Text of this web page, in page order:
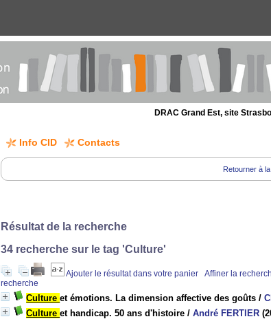
DRAC Grand Est, site
Info CID Contacts
Retourner à
Résultat de la recherche
34 recherche sur le tag 'Culture'
Ajouter le résultat dans votre panier Affiner la
recherche
Cultureet émotions. La dimension affective des goûts /
Cultureet handicap. 50 ans d'histoire /André FERTIER